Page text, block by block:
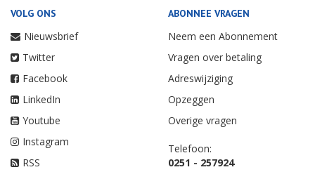
VOLG ONS
Nieuwsbrief
Twitter
Facebook
LinkedIn
Youtube
Instagram
RSS
ABONNEE VRAGEN
Neem een Abonnement
Vragen over betaling
Adreswijziging
Opzeggen
Overige vragen
Telefoon:
0251 - 257924